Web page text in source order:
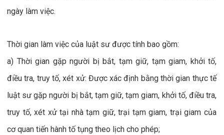
ngày làm việc.
Thời gian làm việc của luật sư được tính bao gồm:
a) Thời gian gặp người bị bắt, tạm giữ, tạm giam, khởi tố,
điều tra, truy tố, xét xử: Được xác định bằng thời gian thực tế
luật sư gặp người bị bắt, tạm giữ, tạm giam, khởi tố, điều tra,
truy tố, xét xử tại nhà tạm giữ, trại tạm giam, trại giam của
cơ quan tiến hành tố tụng theo lịch cho phép;